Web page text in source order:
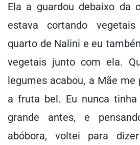
Ela a guardou debaixo da
estava cortando
quarto de Nalini e eu
vegetais junto com ela.
legumes acabou, a Mãe me
a fruta bel. Eu nunca
grande antes, e
abóbora, voltei para